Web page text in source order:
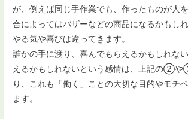
が、例えば同じ手作業でも、作ったものが人
合によってはバザーなどの商品になるかもしれ
やる気や喜びは違ってきます。
誰かの手に渡り、喜んでもらえるかもしれな
えるかもしれないという感情は、上記の②
り、これも「働く」ことの大切な目的やモチ
ます。